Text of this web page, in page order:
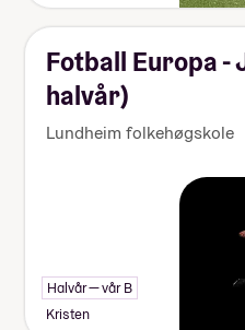
Fotball Europa -
halvår)
Lundheim folkehøgskole
Halvår — vår B
Kristen